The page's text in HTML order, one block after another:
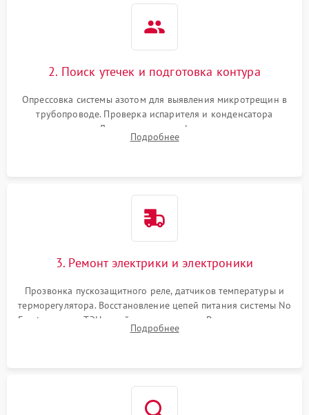
2. Поиск утечек и подготовка контура
Опрессовка системы азотом для выявления микротрещин в
трубопроводе. Проверка испарителя и конденсатора
течеискателем. Демонтаж старого фильтра-осушителя и
продувка капиллярной трубки для устранения засоров.
Подробнее
3. Ремонт электрики и электроники
Прозвонка пускозащитного реле, датчиков температуры и
терморегулятора. Восстановление цепей питания системы No
Frost, включая ТЭН оттайки и вентилятор. Ремонт или замена
платы управления при сбоях алгоритмов.
Подробнее